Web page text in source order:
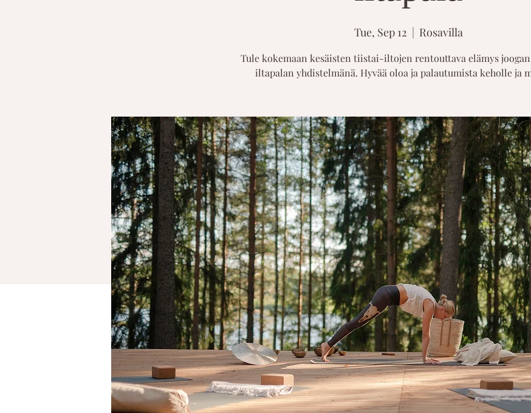
Tue, Sep 12
  |
Rosavilla
Tule kokemaan kesäisten tiistai-iltojen rentouttava elämys
iltapalan yhdistelmänä. Hyvää oloa ja palautumista keholle ja